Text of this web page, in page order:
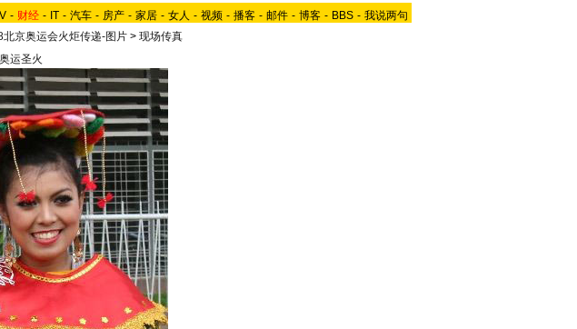
V - 财经 - IT - 汽车 - 房产 - 家居 - 女人 - 视频 - 播客 - 邮件 - 博客 - BBS - 我说两句
北京奥运会火炬传递-图片> 现场传真
运圣火